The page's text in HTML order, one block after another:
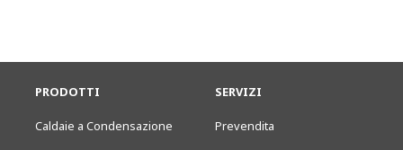
PRODOTTI
Caldaie a Condensazione
SERVIZI
Prevendita